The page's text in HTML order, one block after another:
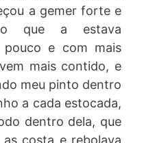
a gemer forte e
que a estava
pouco e com mais
mais contido, e
meu pinto dentro
a cada estocada,
dentro dela, que
costa e rebolava